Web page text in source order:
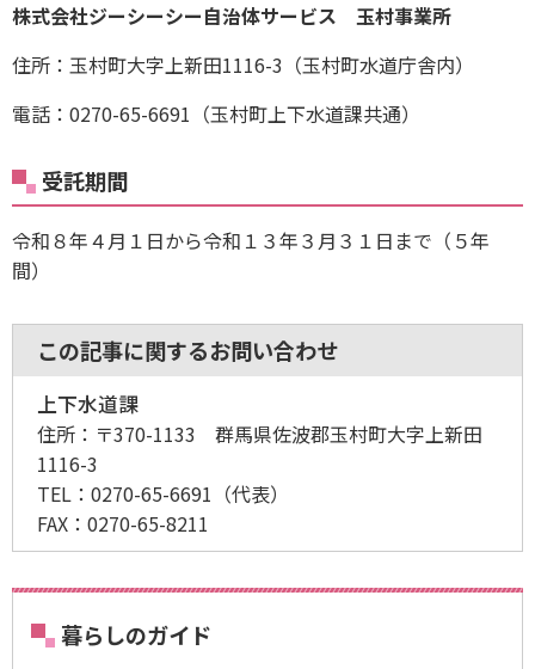
株式会社ジーシーシー自治体サービス 玉村事業所
住所：玉村町大字上新田1116-3（玉村町水道庁舎内）
電話：0270-65-6691（玉村町上下水道課共通）
受託期間
令和８年４月１日から令和１３年３月３１日まで（５年
間）
この記事に関するお問い合わせ
上下水道課
住所： 〒370-1133 群馬県佐波郡玉村町大字上新田
1116-3
TEL： 0270-65-6691 （代表）
FAX： 0270-65-8211
暮らしのガイド